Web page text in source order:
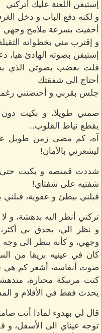
إستيفن اللعنة عليك أتركني
و لكنه دفع الباب و دخل
أخفيت بسرعة ملامح وجهي
و إقترب مني بخطواته
إستيفن بصوته الهادئ
قلت بغضب بصوتي الذي
أحتاج الى شفقتك
جلس بقربي و أحتضنني
ضمني طويلا، و بكيت
يقطع نياط القلوب..
آه، كم مضى زمن طويل
ليشعرني بالأمان!
شددت قميصه و بكيت
شفتيه على شفتاي!
قبلني ببطئ و عفوية،
تركني أنظر اليه بدهشة، و
و نظر الي، يحدق بي
وجهي، و كأنه ينظر الى وجه
كان في عينيه بريقا من
صوت أنفاسه، أشعر كم هي
كنت مرتبكة محتارة،
يحدث فقط في الأفلام و
قال لي بهدوء لماذا أنت
توجه عيناي الى الأسفل، و